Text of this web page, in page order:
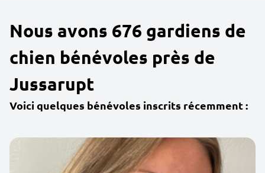
Nous avons 676 gardiens de
chien bénévoles près de
Jussarupt
Voici quelques bénévoles inscrits récemment :